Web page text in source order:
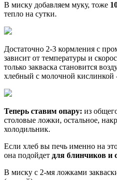
В миску добавляем муку, тоже
тепло на сутки.
Достаточно 2-3 кормления с
зависит от температуры и
только закваска становится
хлебный с молочной кислинкой
Теперь ставим опару: из
столовые ложки, остальное,
холодильник.
Если хлеб вы печь именно на
она подойдет для блинчиков и
В миску с 2-мя ложками